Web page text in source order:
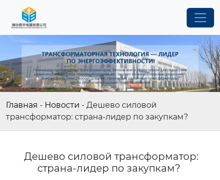
Главная - Новости - Дешево силовой
трансформатор: страна-лидер по закупкам?
Дешево силовой трансформатор:
страна-лидер по закупкам?